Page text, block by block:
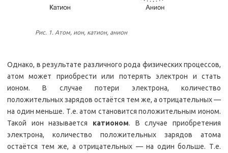
Рис. 1. Атом, ион, катион, анион
Однако, в результате различного рода физических процессов,
атом может приобрести или потерять электрон и стать
ионом. В случае потери электрона, количество
положительных зарядов остаётся тем же, а отрицательных —
на один меньше. Т.е. атом становится положительным ионом.
Такой ион называется катионом. В случае приобретения
электрона, количество положительных зарядов атома
остаётся тем же, а отрицательных — на один больше. Т.е.